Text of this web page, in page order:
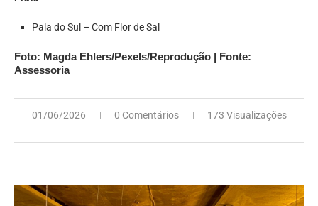
Pala do Sul – Com Flor de Sal
Foto: Magda Ehlers/Pexels/Reprodução | Fonte:
Assessoria
01/06/2026 0 Comentários 173 Visualizações